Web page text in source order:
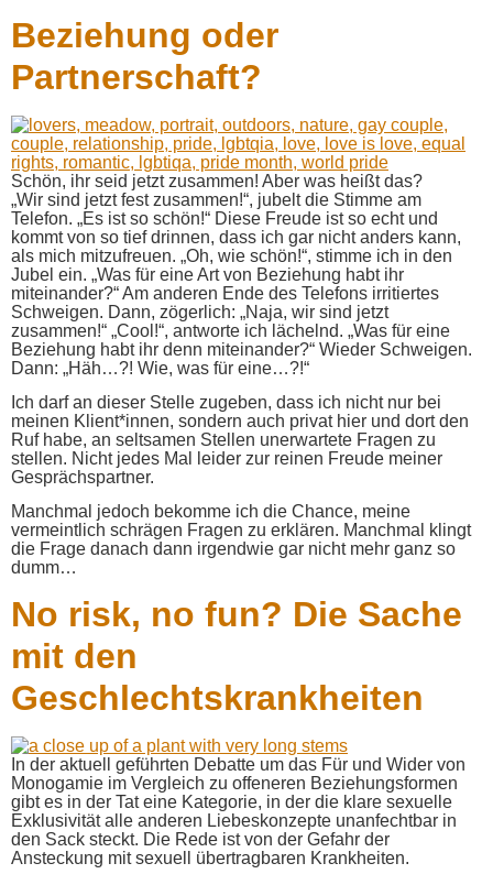
Beziehung oder
Partnerschaft?
Schön, ihr seid jetzt zusammen! Aber was heißt das?
„Wir sind jetzt fest zusammen!“, jubelt die Stimme am
Telefon. „Es ist so schön!“ Diese Freude ist so echt und
kommt von so tief drinnen, dass ich gar nicht anders kann,
als mich mitzufreuen. „Oh, wie schön!“, stimme ich in den
Jubel ein. „Was für eine Art von Beziehung habt ihr
miteinander?“ Am anderen Ende des Telefons irritiertes
Schweigen. Dann, zögerlich: „Naja, wir sind jetzt
zusammen!“ „Cool!“, antworte ich lächelnd. „Was für eine
Beziehung habt ihr denn miteinander?“ Wieder Schweigen.
Dann: „Häh…?! Wie, was für eine…?!“
Ich darf an dieser Stelle zugeben, dass ich nicht nur bei
meinen Klient*innen, sondern auch privat hier und dort den
Ruf habe, an seltsamen Stellen unerwartete Fragen zu
stellen. Nicht jedes Mal leider zur reinen Freude meiner
Gesprächspartner.
Manchmal jedoch bekomme ich die Chance, meine
vermeintlich schrägen Fragen zu erklären. Manchmal klingt
die Frage danach dann irgendwie gar nicht mehr ganz so
dumm…
No risk, no fun? Die Sache
mit den
Geschlechtskrankheiten
In der aktuell geführten Debatte um das Für und Wider von
Monogamie im Vergleich zu offeneren Beziehungsformen
gibt es in der Tat eine Kategorie, in der die klare sexuelle
Exklusivität alle anderen Liebeskonzepte unanfechtbar in
den Sack steckt. Die Rede ist von der Gefahr der
Ansteckung mit sexuell übertragbaren Krankheiten.